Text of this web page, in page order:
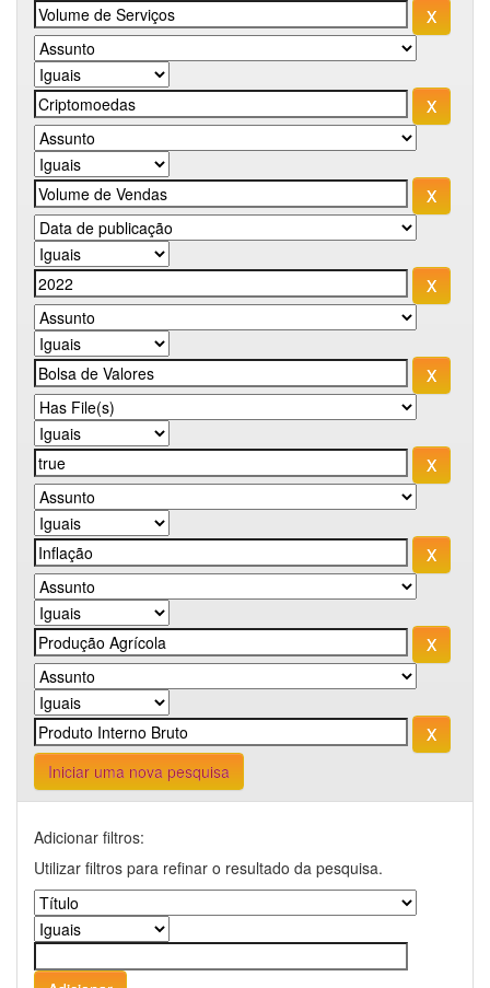
Iniciar uma nova pesquisa
Adicionar filtros:
Utilizar filtros para refinar o resultado da pesquisa.